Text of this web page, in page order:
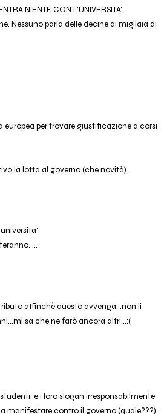
NIENTE CON L'UNIVERSITA'.
Nessuno parla delle decine di migliaia di
per trovare giustificazione a corsi
la lotta al governo (che novità).
affinchè questo avvenga...non li
sa che ne farò ancora altri...:(
e i loro slogan irresponsabilmente
manifestare contro il governo (quale???).